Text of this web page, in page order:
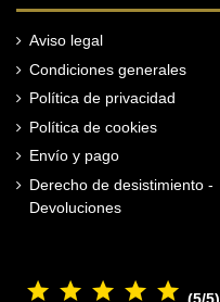
Aviso legal
Condiciones generales
Política de privacidad
Política de cookies
Envío y pago
Derecho de desistimiento -
Devoluciones